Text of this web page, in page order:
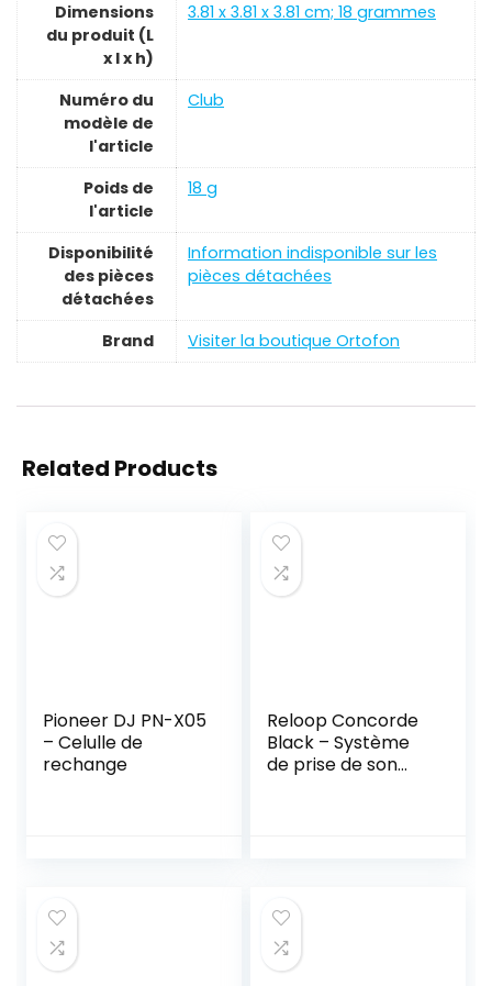
Dimensions
du produit (L
x l x h)
‎3.81 x 3.81 x 3.81 cm; 18 grammes
Numéro du
modèle de
l'article
‎Club
Poids de
l'article
‎18 g
Disponibilité
des pièces
détachées
‎Information indisponible sur les
pièces détachées
Brand Visiter la boutique Ortofon
Related Products
Pioneer DJ PN-X05
– Celulle de
rechange
Reloop Concorde
Black – Système
de prise de son
scratch, (noir)